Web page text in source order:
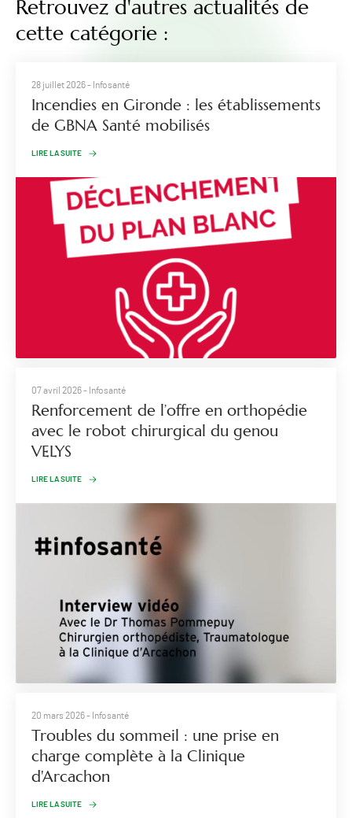
Retrouvez d'autres actualités de
cette catégorie :
28 juillet 2026- Infosanté
Incendies en Gironde : les établissements
de GBNA Santé mobilisés
LIRE LA SUITE
07 avril 2026- Infosanté
Renforcement de l’offre en orthopédie
avec le robot chirurgical du genou
VELYS
LIRE LA SUITE
20 mars 2026- Infosanté
Troubles du sommeil : une prise en
charge complète à la Clinique
d'Arcachon
LIRE LA SUITE